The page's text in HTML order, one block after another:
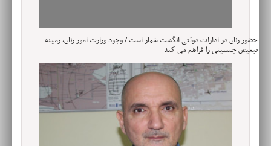
حضور زنان در ادارات دولتی انگشت شمار است / وجود وزارت امور زنان، زمینه
تبعیض جنسیتی را فراهم می کند